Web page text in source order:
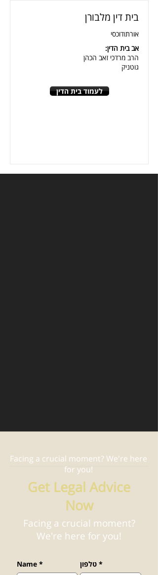
בית דין מלבורן
אורתודוכסי
אב בית הדין:
הרב מרדכי זאב הכהן
גוטניק
לעמוד בית הדין
Facing a crucial moment? We're here
for you!
Get Legal Advice
Now
Facing a crucial moment?
We're here for you!
Name * טלפון *